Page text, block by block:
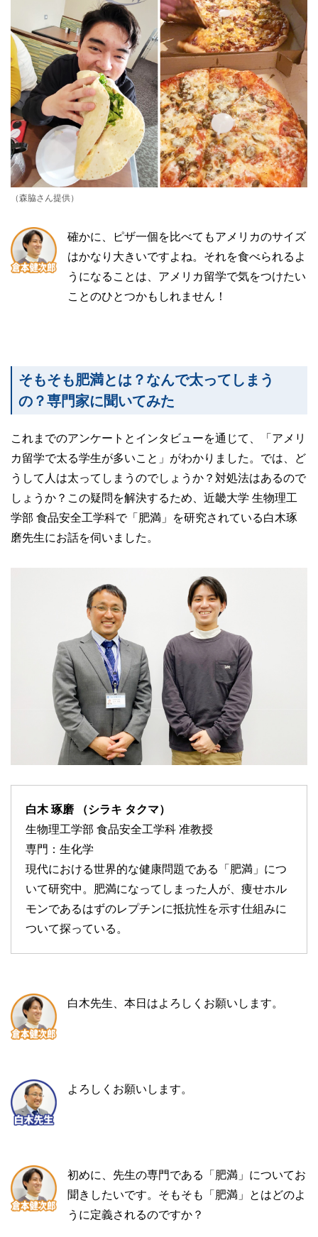
（森脇さん提供）
確かに、ピザ一個を比べてもアメリカのサイズ
はかなり大きいですよね。それを食べられるよ
うになることは、アメリカ留学で気をつけたい
ことのひとつかもしれません！
そもそも肥満とは？なんで太ってしまう
の？専門家に聞いてみた
これまでのアンケートとインタビューを通じて、「アメリ
カ留学で太る学生が多いこと」がわかりました。では、ど
うして人は太ってしまうのでしょうか？対処法はあるので
しょうか？この疑問を解決するため、近畿大学 生物理工
学部 食品安全工学科で「肥満」を研究されている白木琢
磨先生にお話を伺いました。
白木 琢磨 （シラキ タクマ）
生物理工学部 食品安全工学科 准教授
専門：生化学
現代における世界的な健康問題である「肥満」につ
いて研究中。肥満になってしまった人が、痩せホル
モンであるはずのレプチンに抵抗性を示す仕組みに
ついて探っている。
白木先生、本日はよろしくお願いします。
よろしくお願いします。
初めに、先生の専門である「肥満」についてお
聞きしたいです。そもそも「肥満」とはどのよ
うに定義されるのですか？